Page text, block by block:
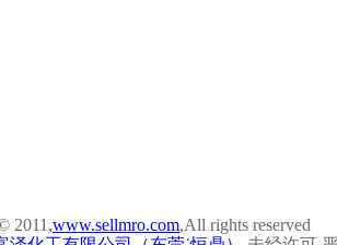
2011,www.sellmro.com,All rights reserved